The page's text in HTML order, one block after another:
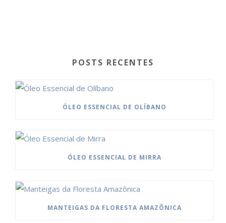
POSTS RECENTES
ÓLEO ESSENCIAL DE OLÍBANO
ÓLEO ESSENCIAL DE MIRRA
MANTEIGAS DA FLORESTA AMAZÔNICA